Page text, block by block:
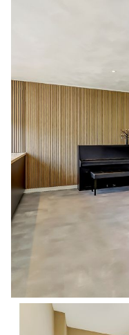
grote, dichte heg die
uitstraling. De ligging
ontspanning en spel.
met uitzicht op het
tuinontwerp. Verspreid
vaste planten en
Aan de achterzijde
loopdeur als via een
evenals een
slang kan de heg
gras en de borders. De
muur die is geplaatst
Op de oprit, direct voor
en toekomstbestendig.
die houden van